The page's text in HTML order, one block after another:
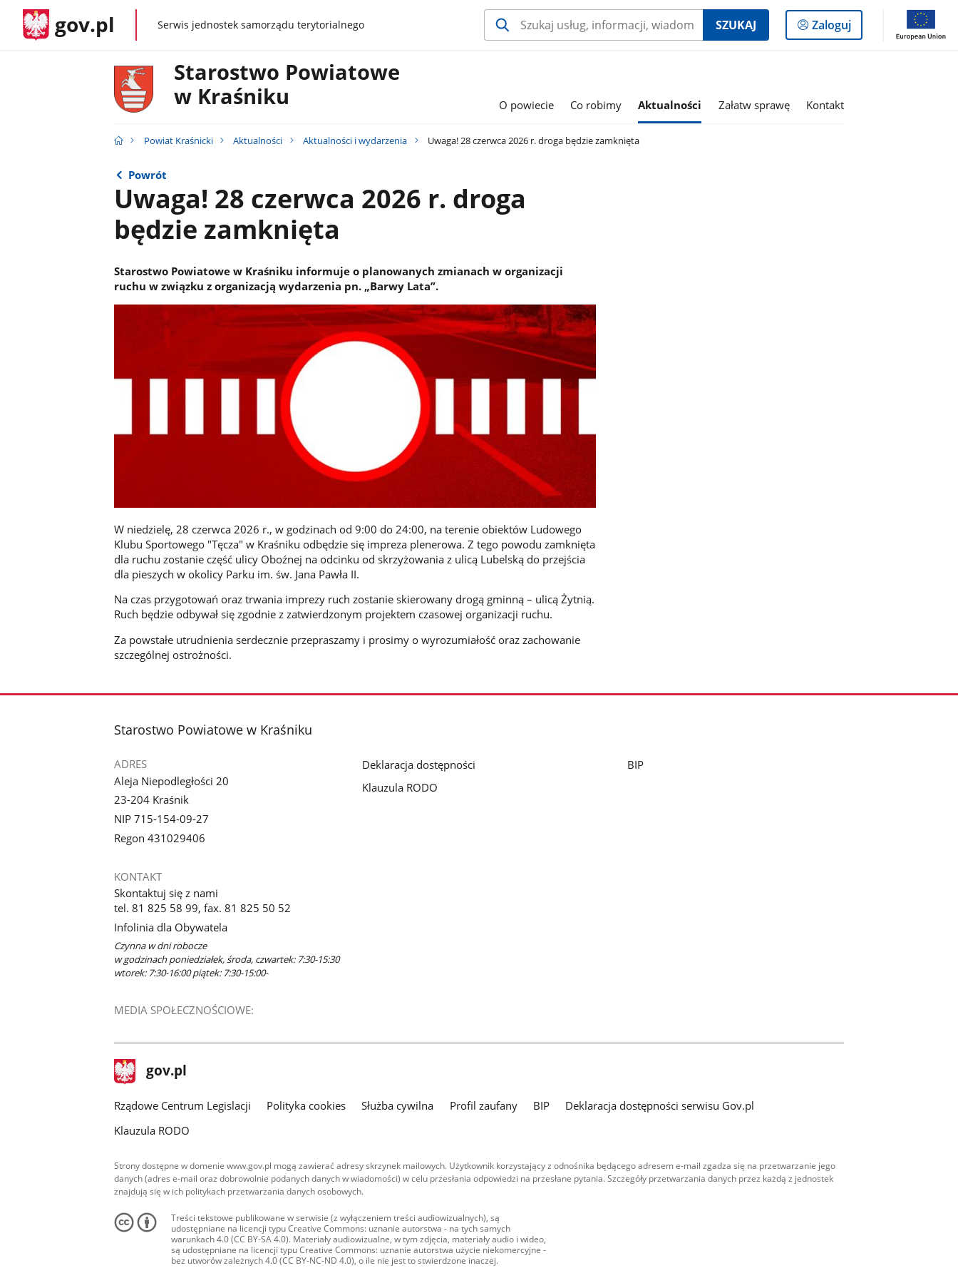
gov.pl gov.plSerwis jednostek samorządu terytorialnego SZUKAJ
Logowanie
do
Zaloguj
Starostwo Powiatowe
w Kraśniku
O powiecie Co robimy Aktualności Załatw sprawę Kontakt
Powiat Kraśnicki Aktualności Aktualności i wydarzenia Uwaga! 28 czerwca 2026 r. droga będzie zamknięta
Powrót
Uwaga! 28 czerwca 2026 r. droga
będzie zamknięta
Starostwo Powiatowe w Kraśniku informuje o planowanych zmianach w organizacji
ruchu w związku z organizacją wydarzenia pn. „Barwy Lata”.
W niedzielę, 28 czerwca 2026 r., w godzinach od 9:00 do 24:00, na terenie obiektów Ludowego
Klubu Sportowego "Tęcza" w Kraśniku odbędzie się impreza plenerowa. Z tego powodu zamknięta
dla ruchu zostanie część ulicy Oboźnej na odcinku od skrzyżowania z ulicą Lubelską do przejścia
dla pieszych w okolicy Parku im. św. Jana Pawła II.
Na czas przygotowań oraz trwania imprezy ruch zostanie skierowany drogą gminną – ulicą Żytnią.
Ruch będzie odbywał się zgodnie z zatwierdzonym projektem czasowej organizacji ruchu.
Za powstałe utrudnienia serdecznie przepraszamy i prosimy o wyrozumiałość oraz zachowanie
szczególnej ostrożności.
stopka
Starostwo Powiatowe w Kraśniku
ADRES
Aleja Niepodległości 20
23-204 Kraśnik
NIP 715-154-09-27
Regon 431029406
KONTAKT
Skontaktuj się z nami
tel. 81 825 58 99, fax. 81 825 50 52
Infolinia dla Obywatela
Czynna w dni robocze
w godzinach poniedziałek, środa, czwartek: 7:30-15:30
wtorek: 7:30-16:00 piątek: 7:30-15:00-
MEDIA SPOŁECZNOŚCIOWE:
Deklaracja dostępności
Klauzula RODO
BIP
stopka
gov.pl Strona
gov.pl
Rządowe Centrum Legislacji Polityka cookies Służba cywilna Profil zaufany BIP
Deklaracja dostępności serwisu Gov.pl
Klauzula RODO
Strony dostępne w domenie www.gov.pl mogą zawierać adresy skrzynek mailowych. Użytkownik korzystający z odnośnika będącego adresem e-mail zgadza się na przetwarzanie jego
danych (adres e-mail oraz dobrowolnie podanych danych w wiadomości) w celu przesłania odpowiedzi na przesłane pytania. Szczegóły przetwarzania danych przez każdą z jednostek
znajdują się w ich politykach przetwarzania danych osobowych.
Treści tekstowe publikowane w serwisie (z wyłączeniem treści audiowizualnych), są
udostępniane na licencji typu Creative Commons: uznanie autorstwa - na tych samych
warunkach 4.0 (CC BY-SA 4.0). Materiały audiowizualne, w tym zdjęcia, materiały audio i wideo,
są udostępniane na licencji typu Creative Commons: uznanie autorstwa użycie niekomercyjne -
bez utworów zależnych 4.0 (CC BY-NC-ND 4.0), o ile nie jest to stwierdzone inaczej.